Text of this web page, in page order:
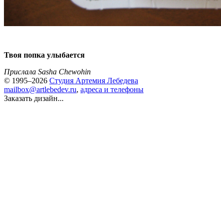
Твоя попка улыбается
Прислала Sasha Chewohin
© 1995–2026 Студия Артемия Лебедева
mailbox@artlebedev.ru, адреса и телефоны
Заказать дизайн...